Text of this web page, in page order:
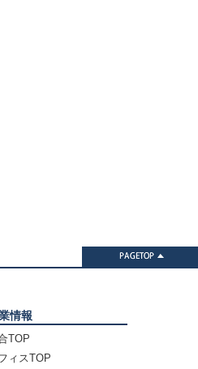
情報
TOP
ィスTOP